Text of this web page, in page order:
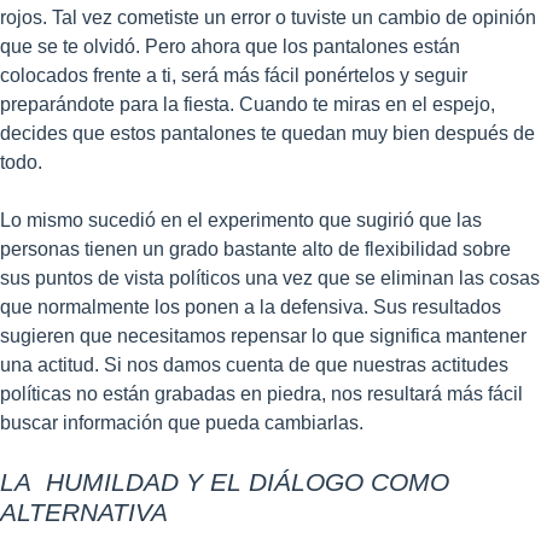
rojos. Tal vez cometiste un error o tuviste un cambio de opinión
que se te olvidó. Pero ahora que los pantalones están
colocados frente a ti, será más fácil ponértelos y seguir
preparándote para la fiesta. Cuando te miras en el espejo,
decides que estos pantalones te quedan muy bien después de
todo.
Lo mismo sucedió en el experimento que sugirió que las
personas tienen un grado bastante alto de flexibilidad sobre
sus puntos de vista políticos una vez que se eliminan las cosas
que normalmente los ponen a la defensiva. Sus resultados
sugieren que necesitamos repensar lo que significa mantener
una actitud. Si nos damos cuenta de que nuestras actitudes
políticas no están grabadas en piedra, nos resultará más fácil
buscar información que pueda cambiarlas.
LA HUMILDAD Y EL DIÁLOGO COMO
ALTERNATIVA